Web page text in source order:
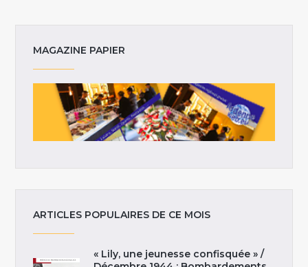
MAGAZINE PAPIER
ARTICLES POPULAIRES DE CE MOIS
« Lily, une jeunesse confisquée » /